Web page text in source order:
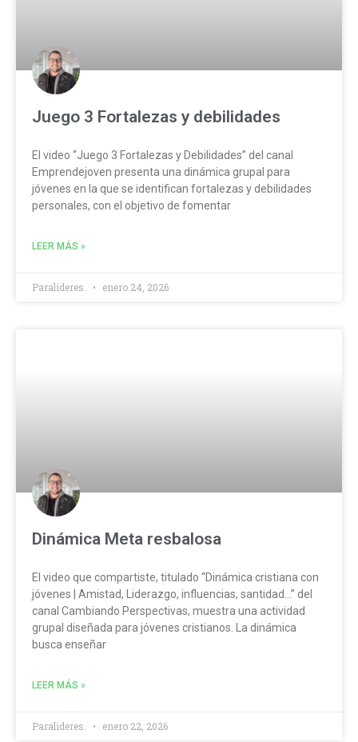
Juego 3 Fortalezas y debilidades
El video “Juego 3 Fortalezas y Debilidades” del canal
Emprendejoven presenta una dinámica grupal para
jóvenes en la que se identifican fortalezas y debilidades
personales, con el objetivo de fomentar
LEER MÁS »
Paralideres. enero 24, 2026
Dinámica Meta resbalosa
El video que compartiste, titulado “Dinámica cristiana con
jóvenes | Amistad, Liderazgo, influencias, santidad…” del
canal Cambiando Perspectivas, muestra una actividad
grupal diseñada para jóvenes cristianos. La dinámica
busca enseñar
LEER MÁS »
Paralideres. enero 22, 2026